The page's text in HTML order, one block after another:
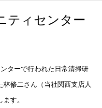
ティセンター
ターで行われた日常清掃研
修二さん（当社関西支店人
す。